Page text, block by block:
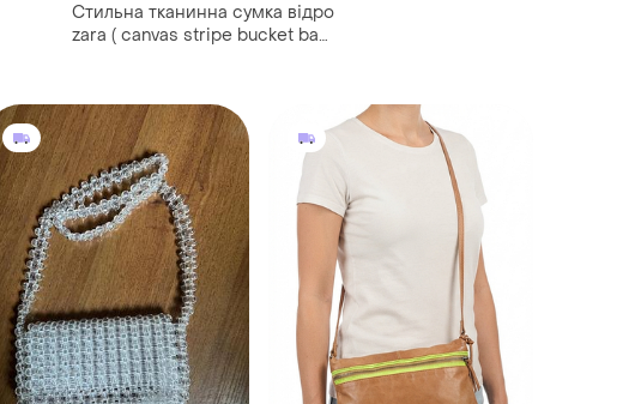
Стильна тканинна сумка відро
zara ( canvas stripe bucket bag